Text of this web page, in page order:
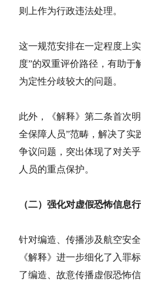
则上作为行政违法处理。
这一规范安排在一定程度上
度”的双重评价路径，有助于
为定性分歧较大的问题。
此外，《解释》第二条首次
全保障人员”范畴，解决了实
争议问题，突出体现了对关
人员的重点保护。
（二）强化对虚假恐怖信息
针对编造、传播涉及航空安
《解释》进一步细化了入罪
了编造、故意传播虚假恐怖